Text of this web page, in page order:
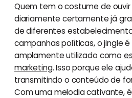
Quem tem o costume de
diariamente certamente já
de diferentes
campanhas políticas, o jingle
amplamente utilizado como
marketing. Isso porque ele
transmitindo o conteúdo de
Com uma melodia cativante,